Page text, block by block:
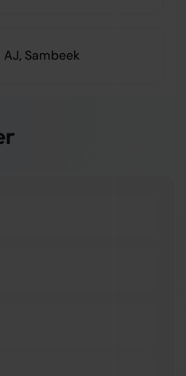
Sambeek